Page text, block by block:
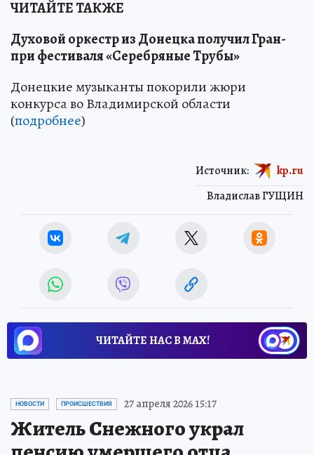
ЧИТАЙТЕ ТАКЖЕ
Духовой оркестр из Донецка получил Гран-
при фестиваля «Серебряные Трубы»
Донецкие музыканты покорили жюри
конкурса во Владимирской области
(подробнее)
Владислав ГУЩИН
Источник: kp.ru
ЧИТАЙТЕ НАС В МАХ!
НОВОСТИ ПРОИСШЕСТВИЯ 27 апреля 2026 15:17
Житель Снежного украл